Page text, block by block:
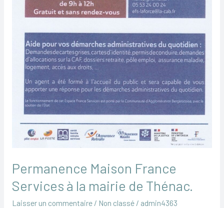
Permanence Maison France
Services à la mairie de Thénac.
Laisser un commentaire / Non classé/ admin4363